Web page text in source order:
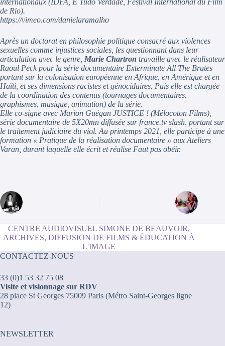
internationaux (IDFA, É Tudo Verdade, Festival International du Film
de Rio).
https://vimeo.com/danielaramalho
Après un doctorat en philosophie politique consacré aux violences
sexuelles comme injustices sociales, les questionnant dans leur
articulation avec le genre, Marie Chartron travaille avec le réalisateur
Raoul Peck pour la série documentaire Exterminate All The Brutes
portant sur la colonisation européenne en Afrique, en Amérique et en
Haïti, et ses dimensions racistes et génocidaires. Puis elle est chargée
de la coordination des contenus (tournages documentaires,
graphismes, musique, animation) de la série.
Elle co-signe avec Marion Guégan JUSTICE ! (Mélocoton Films),
série documentaire de 5X20mn diffusée sur france.tv slash, portant sur
le traitement judiciaire du viol. Au printemps 2021, elle participe à une
formation « Pratique de la réalisation documentaire » aux Ateliers
Varan, durant laquelle elle écrit et réalise Faut pas obéir.
CENTRE AUDIOVISUEL SIMONE DE BEAUVOIR,
ARCHIVES, DIFFUSION DE FILMS & ÉDUCATION À
L'IMAGE
CONTACTEZ-NOUS
33 (0)1 53 32 75 08
Visite et visionnage sur RDV
28 place St Georges 75009 Paris (Métro Saint-Georges ligne
12)
NEWSLETTER